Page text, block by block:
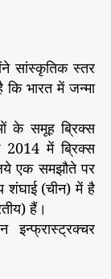
सांस्कृतिक स्तर
भारत में जन्मा
के समूह ब्रिक्स
2014 में ब्रिक्स
एक समझौते पर
शंघाई (चीन) में है
हैं।
इन्फ्रास्ट्रक्चर